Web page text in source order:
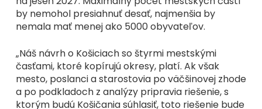
by nemohol presiahnuť desať, najmenšia by
nemala mať menej ako 5000 obyvateľov.
„Náš návrh o Košiciach so štyrmi mestskými
časťami, ktoré kopírujú okresy, platí. Ak však
mesto, poslanci a starostovia po väčšinovej zhode
a po podkladoch z analýzy pripravia riešenie, s
ktorým budú Košičania súhlasiť, toto riešenie bude